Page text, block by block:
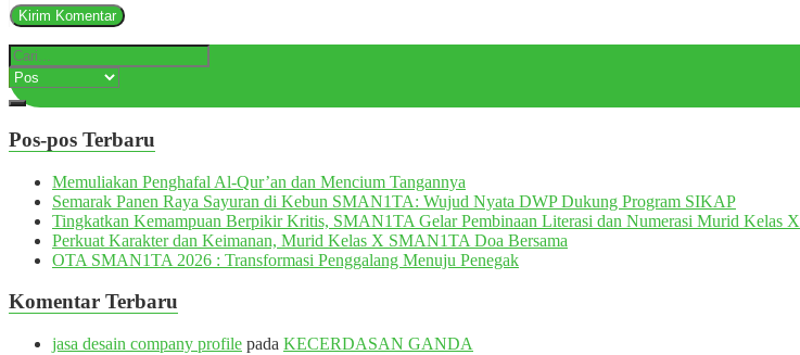
Pos-pos Terbaru
Memuliakan Penghafal Al-Qur’an dan Mencium Tangannya
Semarak Panen Raya Sayuran di Kebun SMAN1TA: Wujud Nyata DWP Dukung Program SIKAP
Tingkatkan Kemampuan Berpikir Kritis, SMAN1TA Gelar Pembinaan Literasi dan Numerasi Murid Kelas X
Perkuat Karakter dan Keimanan, Murid Kelas X SMAN1TA Doa Bersama
OTA SMAN1TA 2026 : Transformasi Penggalang Menuju Penegak
Komentar Terbaru
jasa desain company profile pada KECERDASAN GANDA